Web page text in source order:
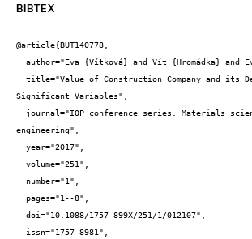
BIBTEX
@article{BUT140778,
Significant Variables",
engineering",